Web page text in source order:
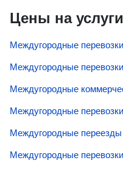
Цены на услуги